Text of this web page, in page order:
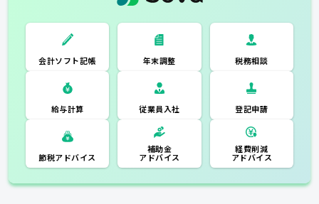
会計ソフト記
帳 年末調整 税務相談
会計ソフト記帳
年末調整
税務相談
給与計算
従業員入社
登記申請
節税アドバイス
補助金
アドバイス
アドバイス